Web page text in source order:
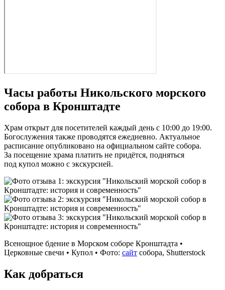
Часы работы Никольского морского
собора в Кронштадте
Храм открыт для посетителей каждый день с 10:00 до 19:00.
Богослужения также проводятся ежедневно. Актуальное
расписание опубликовано на официальном сайте собора.
За посещение храма платить не придётся, подняться
под купол можно с экскурсией.
Всенощное бдение в Морском соборе Кронштадта •
Церковные свечи • Купол • Фото: сайт собора, Shutterstock
Как добраться